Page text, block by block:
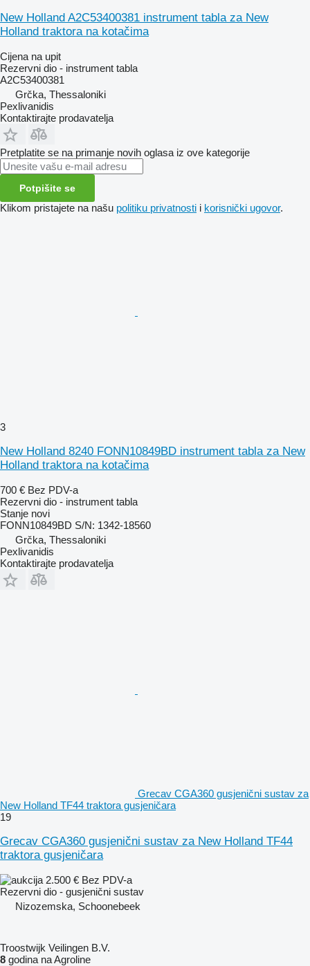
New Holland A2C53400381 instrument tabla za New
Holland traktora na kotačima
Cijena na upit
Rezervni dio - instrument tabla
A2C53400381
Grčka, Thessaloniki
Pexlivanidis
Kontaktirajte prodavatelja
Pretplatite se na primanje novih oglasa iz ove kategorije
Potpišite se
Klikom pristajete na našu politiku privatnosti i korisnički ugovor.
3
New Holland 8240 FONN10849BD instrument tabla za New
Holland traktora na kotačima
700 € Bez PDV-a
Rezervni dio - instrument tabla
Stanje novi
FONN10849BD S/N: 1342-18560
Grčka, Thessaloniki
Pexlivanidis
Kontaktirajte prodavatelja
Grecav CGA360 gusjenični sustav za
New Holland TF44 traktora gusjeničara
19
Grecav CGA360 gusjenični sustav za New Holland TF44
traktora gusjeničara
2.500 € Bez PDV-a
Rezervni dio - gusjenični sustav
Nizozemska, Schoonebeek
Troostwijk Veilingen B.V.
8 godina na Agroline